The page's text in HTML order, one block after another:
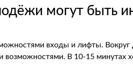
могут быть
входы и лифты.
возможностями. В 10-15